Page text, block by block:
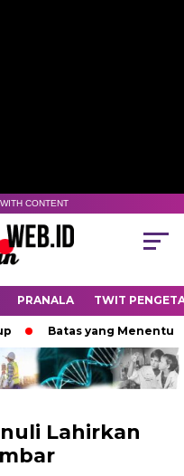
CONTENT
PRANALA TWIT
Batas yang Menentukan
Lahirkan